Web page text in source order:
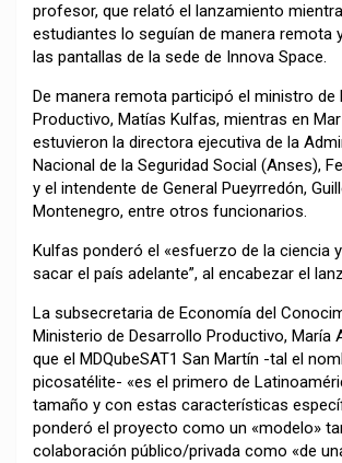
profesor, que relató el lanzamiento
estudiantes lo seguían de manera remota
las pantallas de la sede de Innova Space.
De manera remota participó el ministro de
Productivo, Matías Kulfas, mientras en
estuvieron la directora ejecutiva de la
Nacional de la Seguridad Social (Anses),
y el intendente de General Pueyrredón,
Montenegro, entre otros funcionarios.
Kulfas ponderó el «esfuerzo de la ciencia
sacar el país adelante”, al encabezar el
La subsecretaria de Economía del
Ministerio de Desarrollo Productivo, María
que el MDQubeSAT1 San Martín -tal el
picosatélite- «es el primero de
tamaño y con estas características
ponderó el proyecto como un «modelo»
colaboración público/privada como «de